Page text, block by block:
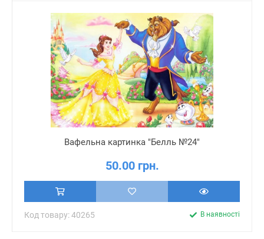
Вафельна картинка "Белль №24"
50.00 грн.
Код товару: 40265 В наявності